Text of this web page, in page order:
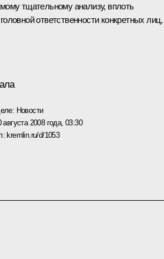
тщательному анализу, вплоть
ответственности конкретных
Новости
августа 2008 года, 03:30
kremlin.ru/d/1053